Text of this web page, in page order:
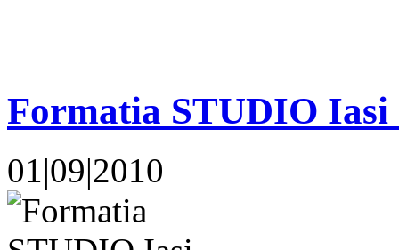
Formatia STUDIO
01|09|2010